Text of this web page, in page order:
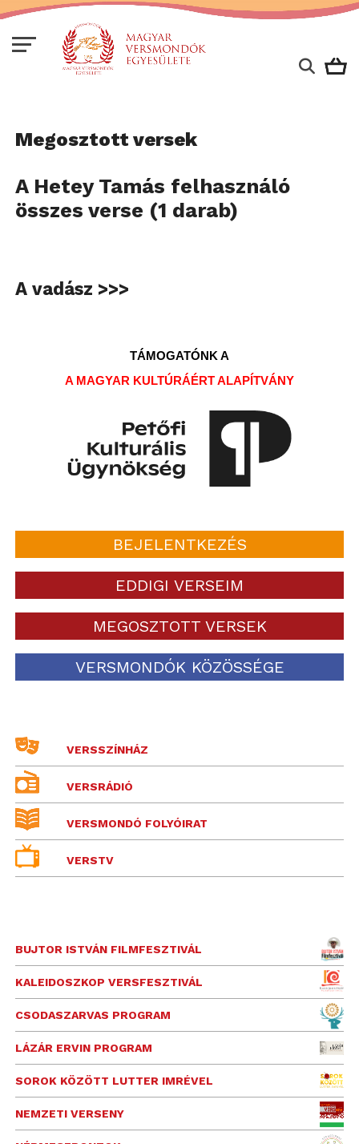
Megosztott versek
A Hetey Tamás felhasználó
összes verse (1 darab)
A vadász >>>
TÁMOGATÓNK A
A MAGYAR KULTÚRÁÉRT ALAPÍTVÁNY
BEJELENTKEZÉS
EDDIGI VERSEIM
MEGOSZTOTT VERSEK
VERSMONDÓK KÖZÖSSÉGE
VERSSZÍNHÁZ
VERSRÁDIÓ
VERSMONDÓ FOLYÓIRAT
VERSTV
BUJTOR ISTVÁN FILMFESZTIVÁL
KALEIDOSZKOP VERSFESZTIVÁL
CSODASZARVAS PROGRAM
LÁZÁR ERVIN PROGRAM
SOROK KÖZÖTT LUTTER IMRÉVEL
NEMZETI VERSENY